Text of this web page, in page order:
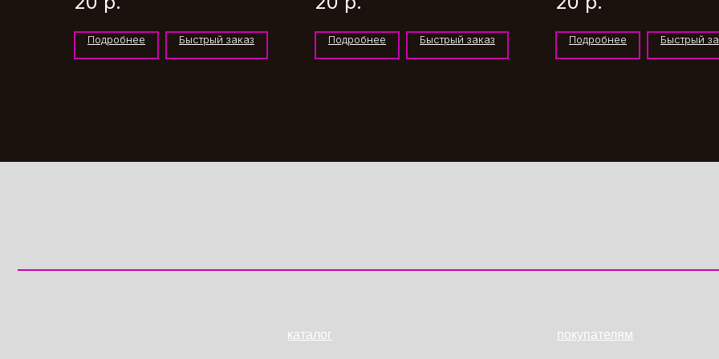
Подробнее Быстрый заказ Подробнее Быстрый заказ Подробнее Быстрый
г. Междуреченск
© 2025 Все права защищены